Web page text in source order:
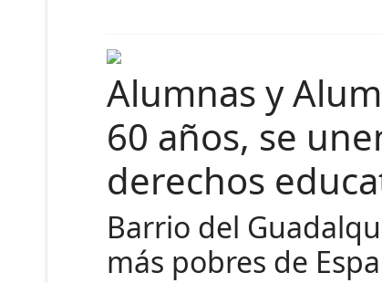
Alumnas y
60 años, se
derechos
Barrio del
más pobres de